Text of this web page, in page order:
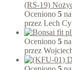
(RS-19)
Oceniono 5
przez Lech
Oceniono 5
przez